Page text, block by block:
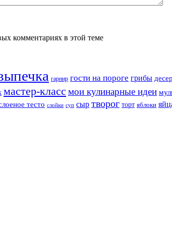
комментариях в этой теме
гарнир гости на пороге грибы
мастер-класс мои кулинарные идеи
тесто слойки суп сыр творог торт яблоки